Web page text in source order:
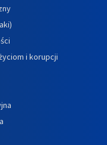
i korupcji